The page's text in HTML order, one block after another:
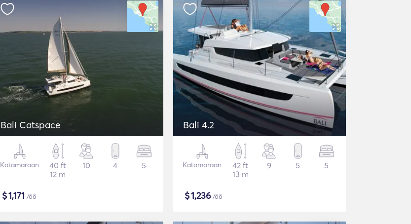
Bali Catspace
Katamaraan
40 ft
12 m
10 4 5
$1,171 /öö
Bali 4.2
Katamaraan
42 ft
13 m
9 5 5
$1,236/öö